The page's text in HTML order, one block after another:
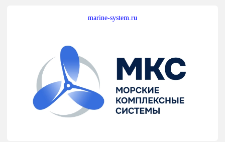
marine-system.ru